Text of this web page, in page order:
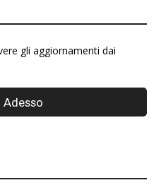
gli aggiornamenti dai